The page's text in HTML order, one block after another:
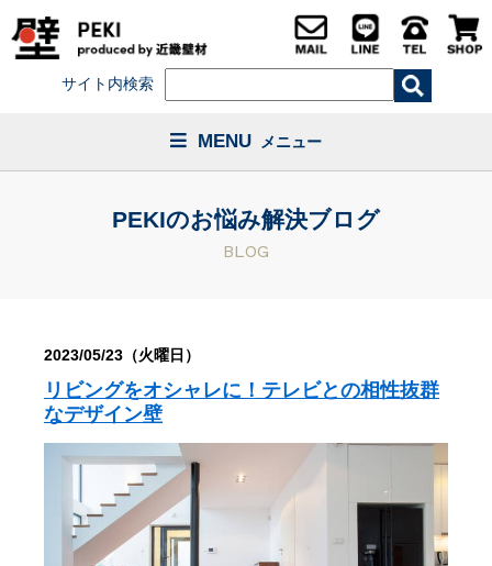
サイト内検索
MENU メニュー
PEKIのお悩み解決ブログ
BLOG
2023/05/23（火曜日）
リビングをオシャレに！テレビとの相性抜群
なデザイン壁